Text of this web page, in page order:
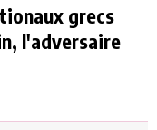
grecs
l'adversaire